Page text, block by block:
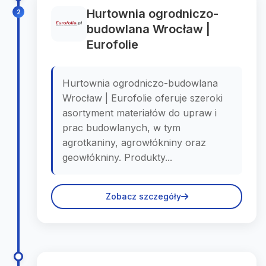
2
Hurtownia ogrodniczo-
budowlana Wrocław |
Eurofolie
Hurtownia ogrodniczo-budowlana
Wrocław | Eurofolie oferuje szeroki
asortyment materiałów do upraw i
prac budowlanych, w tym
agrotkaniny, agrowłókniny oraz
geowłókniny. Produkty...
Zobacz szczegóły